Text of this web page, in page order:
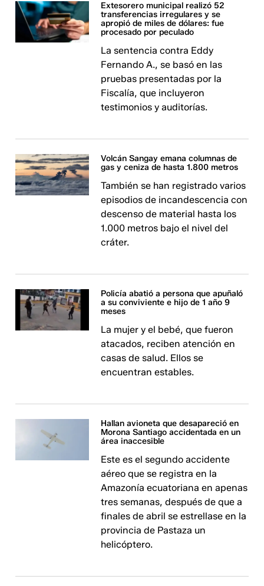
Extesorero municipal realizó 52
transferencias irregulares y se
apropió de miles de dólares: fue
procesado por peculado
La sentencia contra Eddy
Fernando A., se basó en las
pruebas presentadas por la
Fiscalía, que incluyeron
testimonios y auditorías.
Volcán Sangay emana columnas de
gas y ceniza de hasta 1.800 metros
También se han registrado varios
episodios de incandescencia con
descenso de material hasta los
1.000 metros bajo el nivel del
cráter.
Policía abatió a persona que apuñaló
a su conviviente e hijo de 1 año 9
meses
La mujer y el bebé, que fueron
atacados, reciben atención en
casas de salud. Ellos se
encuentran estables.
Hallan avioneta que desapareció en
Morona Santiago accidentada en un
área inaccesible
Este es el segundo accidente
aéreo que se registra en la
Amazonía ecuatoriana en apenas
tres semanas, después de que a
finales de abril se estrellase en la
provincia de Pastaza un
helicóptero.